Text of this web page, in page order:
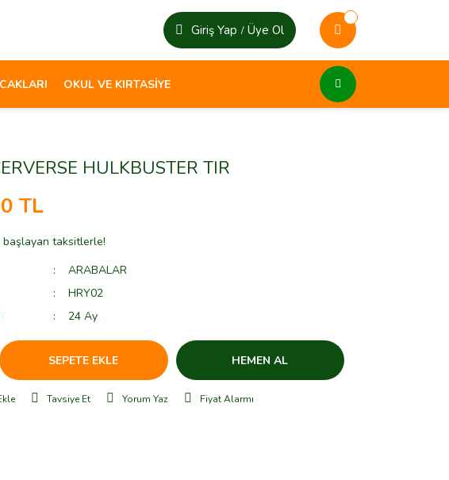
Giriş Yap / Üye Ol
OKUL VE KIRTASİYE
HULKBUSTER TIR
TL
başlayan taksitlerle!
ARABALAR
HRY02
24 Ay
SEPETE EKLE HEMEN AL
Tavsiye Et Yorum Yaz Fiyat Alarmı